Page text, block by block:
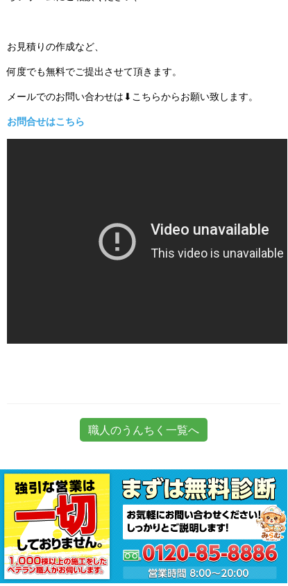
お見積りの作成など、
何度でも無料でご提出させて頂きます。
メールでのお問い合わせは⬇こちらからお願い致します。
お問合せはこちら
職人のうんちく一覧へ